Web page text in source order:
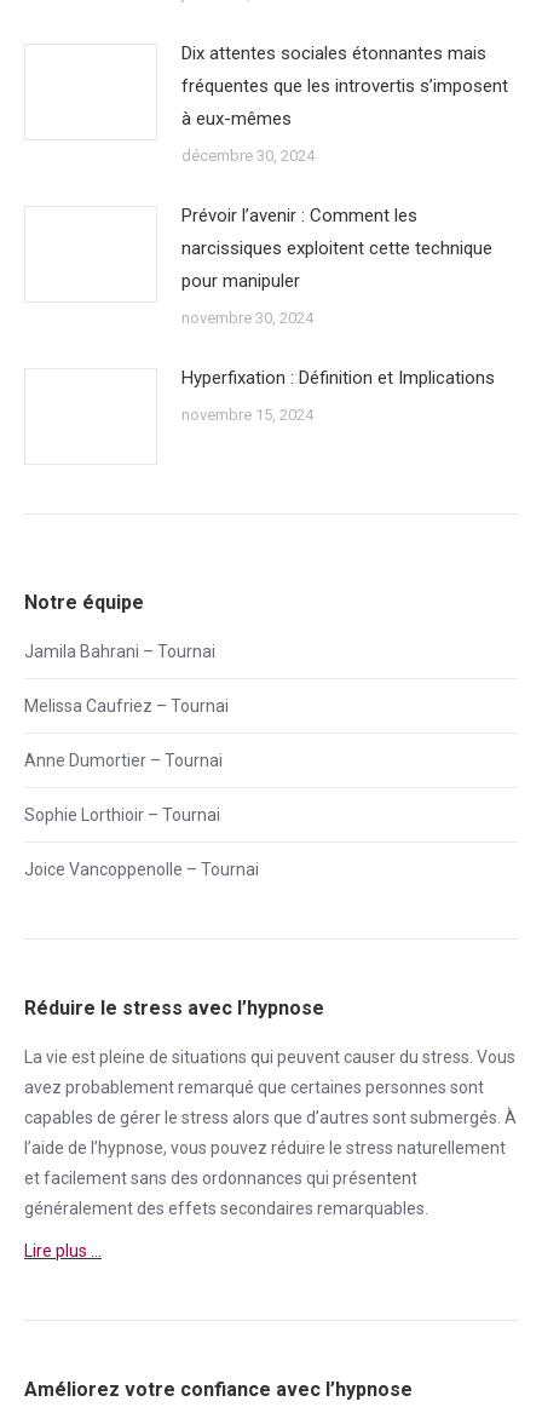
Dix attentes sociales étonnantes mais
fréquentes que les introvertis s’imposent
à eux-mêmes
décembre 30, 2024
Prévoir l’avenir : Comment les
narcissiques exploitent cette technique
pour manipuler
novembre 30, 2024
Hyperfixation : Définition et Implications
novembre 15, 2024
Notre équipe
Jamila Bahrani – Tournai
Melissa Caufriez – Tournai
Anne Dumortier – Tournai
Sophie Lorthioir – Tournai
Joice Vancoppenolle – Tournai
Réduire le stress avec l’hypnose
La vie est pleine de situations qui peuvent causer du stress . Vous
avez probablement remarqué que certaines personnes sont
capables de gérer le stress alors que d’autres sont submergés. À
l’aide de l’hypnose, vous pouvez réduire le stress naturellement
et facilement sans des ordonnances qui présentent
généralement des effets secondaires remarquables.
Lire plus …
Améliorez votre confiance avec l’hypnose